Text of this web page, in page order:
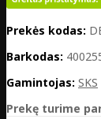
Prekės kodas:
Barkodas:
Gamintojas: SKS
Prekę turime